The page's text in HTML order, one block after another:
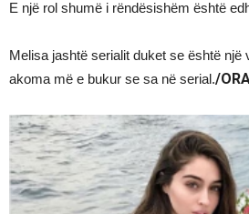
E një rol shumë i rëndësishëm është
Melisa jashtë serialit duket se është një
akoma më e bukur se sa në serial./